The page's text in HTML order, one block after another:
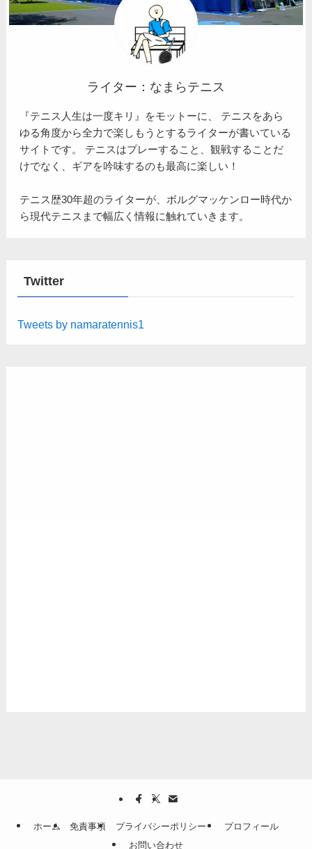
ライター：なまらテニス
『テニス人生は一度キリ』をモットーに、 テニスをあら
ゆる角度から全力で楽しもうとするライターが書いている
サイトです。 テニスはプレーすること、観戦することだ
けでなく、ギアを吟味するのも最高に楽しい！
テニス歴30年超のライターが、ボルグマッケンロー時代か
ら現代テニスまで幅広く情報に触れていきます。
Twitter
Tweets by namaratennis1
ホーム 免責事項 プライバシーポリシー
プロフィール
お問い合わせ